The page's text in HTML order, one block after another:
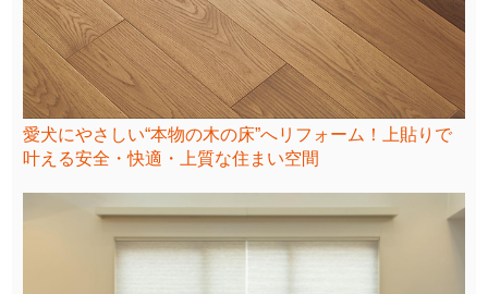
愛犬にやさしい“本物の木の床”へリフォーム！上貼りで
叶える安全・快適・上質な住まい空間